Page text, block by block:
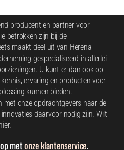
producent en partner voor
betrokken zijn bij de
maakt deel uit van Herena
gespecialiseerd in allerlei
U kunt er dan ook op
ervaring en producten voor
kunnen bieden.
met onze opdrachtgevers naar de
daarvoor nodig zijn. Wilt
.
metonze klantenservice.